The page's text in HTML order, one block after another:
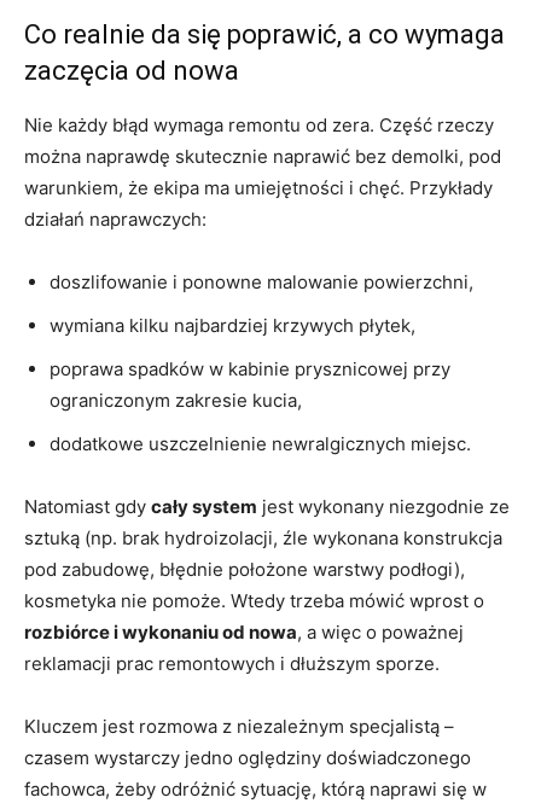
Co realnie da się poprawić, a co wymaga
zaczęcia od nowa
Nie każdy błąd wymaga remontu od zera. Część rzeczy
można naprawdę skutecznie naprawić bez demolki, pod
warunkiem, że ekipa ma umiejętności i chęć. Przykłady
działań naprawczych:
doszlifowanie i ponowne malowanie powierzchni,
wymiana kilku najbardziej krzywych płytek,
poprawa spadków w kabinie prysznicowej przy
ograniczonym zakresie kucia,
dodatkowe uszczelnienie newralgicznych miejsc.
Natomiast gdy cały system jest wykonany niezgodnie ze
sztuką (np. brak hydroizolacji, źle wykonana konstrukcja
pod zabudowę, błędnie położone warstwy podłogi),
kosmetyka nie pomoże. Wtedy trzeba mówić wprost o
rozbiórce i wykonaniu od nowa, a więc o poważnej
reklamacji prac remontowych i dłuższym sporze.
Kluczem jest rozmowa z niezależnym specjalistą –
czasem wystarczy jedno oględziny doświadczonego
fachowca, żeby odróżnić sytuację, którą naprawi się w